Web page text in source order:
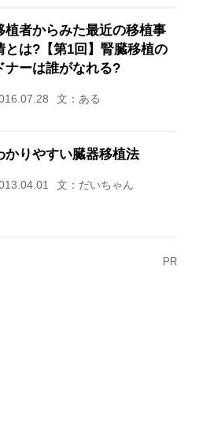
植者からみた最近の移植事
とは?【第1回】腎臓移植の
ナーは誰がなれる?
文：ある
かりやすい臓器移植法
文：だいちゃん
PR